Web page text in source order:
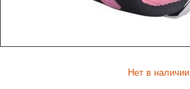
Нет в наличии